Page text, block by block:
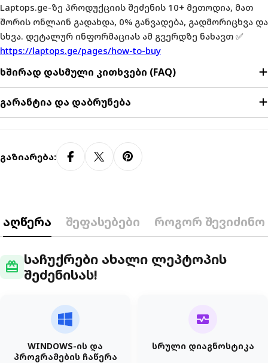
Laptops.ge-ზე პროდუქციის შეძენის 10+ მეთოდია, მათ
შორის ონლაინ გადახდა, 0% განვადება, გადმორიცხვა და
სხვა. დეტალურ ინფორმაციას ამ გვერდზე ნახავთ ✅
https://laptops.ge/pages/how-to-buy
ხშირად დასმული კითხვები (FAQ)
გარანტია და დაბრუნება
Გაზიარება:
აღწერა შეფასებები როგორ შევიძინო
redeem საჩუქრები ახალი ლეპტოპის
შეძენისას!
WINDOWS-ის და
პროგრამების ჩაწერა
monitor_heart
სრული დიაგნოსტიკა